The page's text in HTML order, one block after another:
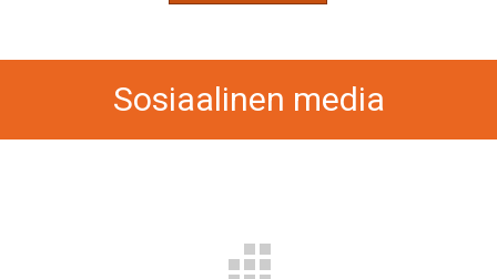
Sosiaalinen media